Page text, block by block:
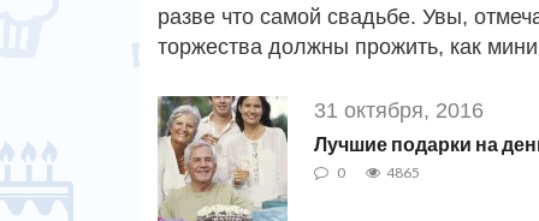
разве что самой свадьбе. Увы,
торжества должны прожить, как
31 октября, 2016
Лучшие подарки на
0 4865